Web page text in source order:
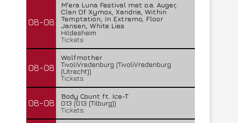
08-08
M'era Luna Festival met o.a. Auger,
Clan Of Xymox, Xandria, Within
Temptation, In Extremo, Floor
Jansen, White Lies
Hildesheim
Tickets
08-08
Wolfmother
TivoliVredenburg (TivoliVredenburg
(Utrecht))
Tickets
08-08
Body Count ft. Ice-T
013 (013 (Tilburg))
Tickets